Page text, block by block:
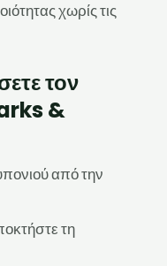
χωρίς τις
τον
&
από την
τη